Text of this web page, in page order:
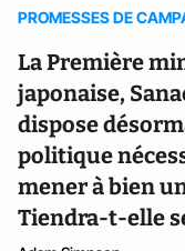
PROMESSES DE
La Première
japonaise,
dispose
politique
mener à bien
Tiendra-t-elle